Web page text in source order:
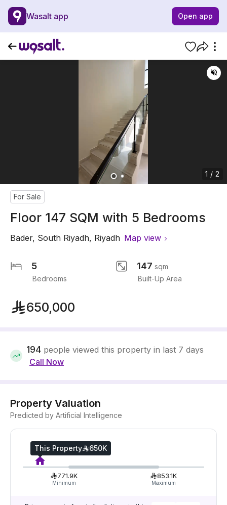
Wasalt app Open app
1 / 2
For Sale
Floor 147 SQM with 5 Bedrooms
Bader, South Riyadh, Riyadh Map view
5
Bedrooms
147 sqm
Built-Up Area
650,000
194 people viewed this property in last 7 days
Call Now
Property Valuation
Predicted by Artificial Intelligence
This Property 650K
771.9K
Minimum
853.1K
Maximum